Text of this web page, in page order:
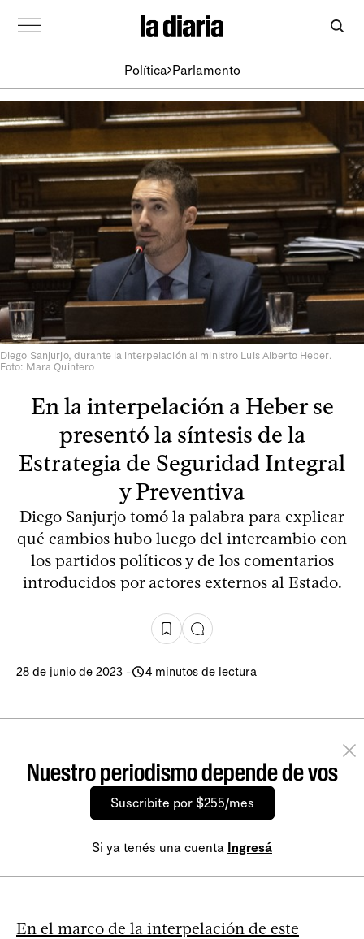
Política Parlamento
Diego Sanjurjo, durante la interpelación al ministro Luis Alberto Heber.
Foto: Mara Quintero
En la interpelación a Heber se
presentó la síntesis de la
Estrategia de Seguridad Integral
y Preventiva
Diego Sanjurjo tomó la palabra para explicar
qué cambios hubo luego del intercambio con
los partidos políticos y de los comentarios
introducidos por actores externos al Estado.
28 de junio de 2023 - 4 minutos de lectura
Nuestro periodismo depende de vos
Suscribite por $255/mes
Si ya tenés una cuenta Ingresá
En el marco de la interpelación de este